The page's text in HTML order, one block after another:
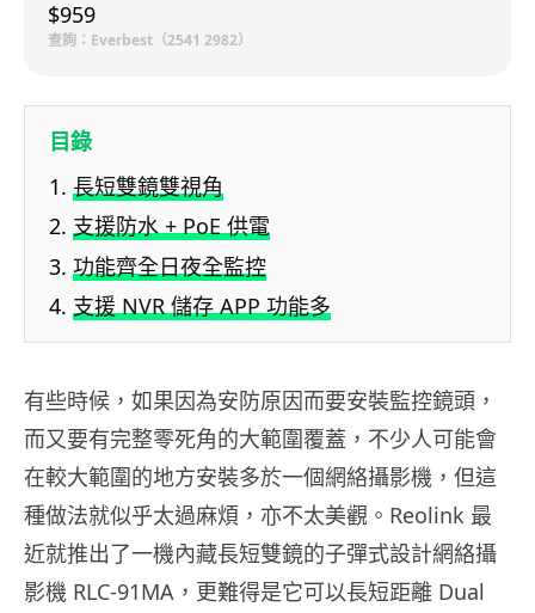
$959
查詢：Everbest（2541 2982）
目錄
長短雙鏡雙視角
支援防水 + PoE 供電
功能齊全日夜全監控
支援 NVR 儲存 APP 功能多
有些時候，如果因為安防原因而要安裝監控鏡頭，
而又要有完整零死角的大範圍覆蓋，不少人可能會
在較大範圍的地方安裝多於一個網絡攝影機，但這
種做法就似乎太過麻煩，亦不太美觀。Reolink 最
近就推出了一機內藏長短雙鏡的子彈式設計網絡攝
影機 RLC-91MA，更難得是它可以長短距離 Dual